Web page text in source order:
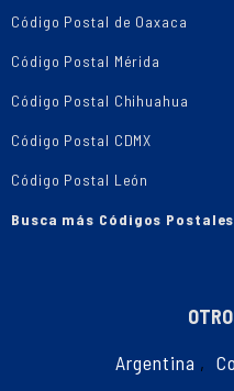
Código Postal de Oaxaca
Código Postal Mérida
Código Postal Chihuahua
Código Postal CDMX
Código Postal León
Busca más Códigos Postales
Argentina ,